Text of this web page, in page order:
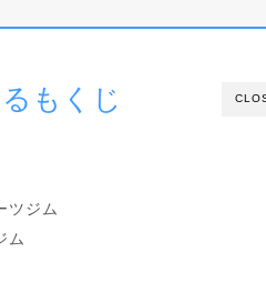
もくじ
ツジム
ム